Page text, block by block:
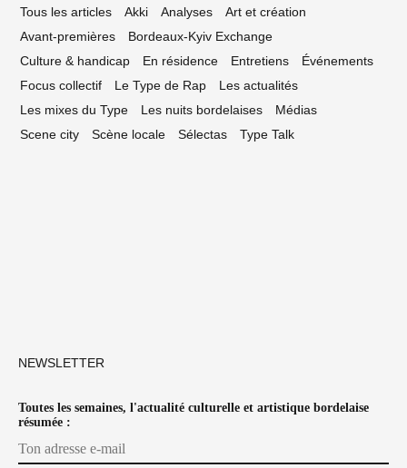
Tous les articles Akki Analyses
Art et création
Avant-premières
Bordeaux-Kyiv Exchange
Culture & handicap
En résidence Entretiens
Événements
Focus collectif
Le Type de Rap
Les actualités
Les mixes du Type
Les nuits bordelaises
Médias
Scene city
Scène locale Sélectas Type Talk
NEWSLETTER
Toutes les semaines, l'actualité culturelle et artistique bordelaise
résumée :